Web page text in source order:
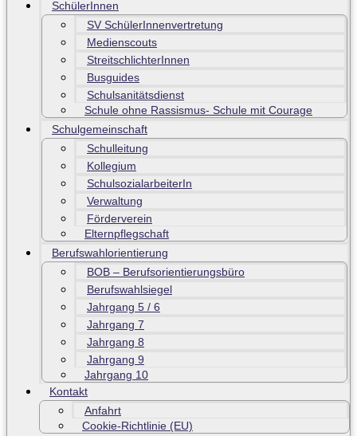
SchülerInnen
SV SchülerInnenvertretung
Medienscouts
StreitschlichterInnen
Busguides
Schulsanitätsdienst
Schule ohne Rassismus- Schule mit Courage
Schulgemeinschaft
Schulleitung
Kollegium
SchulsozialarbeiterIn
Verwaltung
Förderverein
Elternpflegschaft
Berufswahlorientierung
BOB – Berufsorientierungsbüro
Berufswahlsiegel
Jahrgang 5 / 6
Jahrgang 7
Jahrgang 8
Jahrgang 9
Jahrgang 10
Kontakt
Anfahrt
Cookie-Richtlinie (EU)